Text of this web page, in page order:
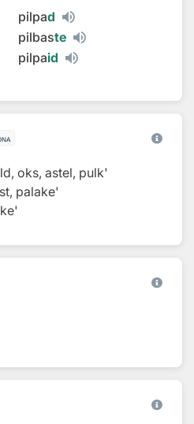
pilpad
pilbaste
pilpaid
oks, astel, pulk'
palake'